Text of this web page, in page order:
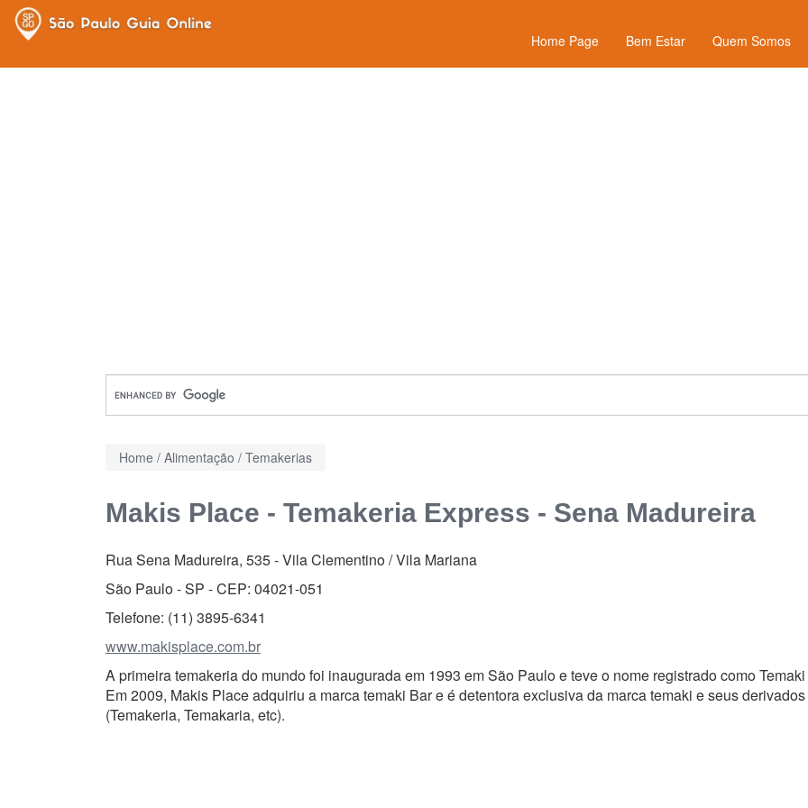
Home Page Bem Estar Quem Somos
Home / Alimentação / Temakerias
Makis Place - Temakeria Express - Sena Madureira
Rua Sena Madureira, 535-Vila Clementino / Vila Mariana
São Paulo - SP - CEP: 04021-051
Telefone: (11) 3895-6341
www.makisplace.com.br
A primeira temakeria do mundo foi inaugurada em 1993 em São Paulo e teve o nome registrado como Temaki
Em 2009, Makis Place adquiriu a marca temaki Bar e é detentora exclusiva da marca temaki e seus derivados
(Temakeria, Temakaria, etc).